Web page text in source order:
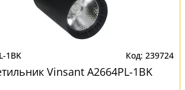
1BK 239724
Vinsant A2664PL-1BK